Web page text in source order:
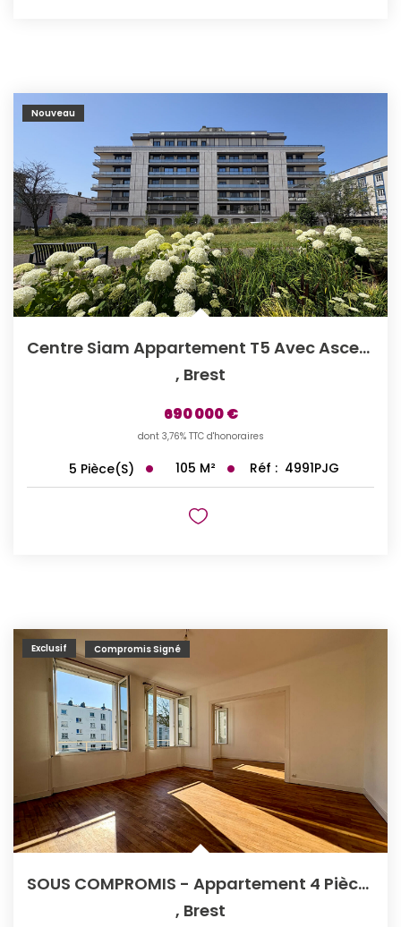
Nouveau
Centre Siam Appartement T5 Avec Ascenseur/garage
, Brest
690 000 €
dont 3,76% TTC d'honoraires
5 Pièce(s) 105 M² Réf : 4991PJG
Exclusif Compromis Signé
SOUS COMPROMIS - Appartement 4 Pièces À Vendre - Brest,...
, Brest